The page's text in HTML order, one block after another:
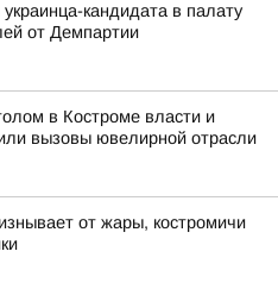
кандидата в палату
от Демпартии
в Костроме власти и
вызовы ювелирной отрасли
от жары, костромичи